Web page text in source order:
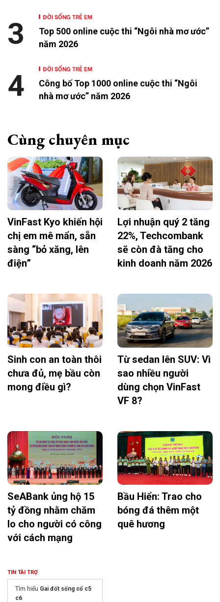
ĐỜI SỐNG TRẺ EM
Top 500 online cuộc thi “Ngôi nhà mơ ước”
năm 2026
3
ĐỜI SỐNG TRẺ EM
Công bố Top 1000 online cuộc thi “Ngôi
nhà mơ ước” năm 2026
4
Cùng chuyên mục
VinFast Kyo khiến hội
chị em mê mẩn, sẵn
sàng “bỏ xăng, lên
điện”
Lợi nhuận quý 2 tăng
22%, Techcombank
sẽ còn đà tăng cho
kinh doanh năm 2026
Sinh con an toàn thôi
chưa đủ, mẹ bầu còn
mong điều gì?
Từ sedan lên SUV: Vì
sao nhiều người
dùng chọn VinFast
VF 8?
SeABank ủng hộ 15
tỷ đồng nhằm chăm
lo cho người có công
với cách mạng
Bầu Hiển: Trao cho
bóng đá thêm một
quê hương
TIN TÀI TRỢ
Tìm hiểu Gai đốt sống cổ c5
c6